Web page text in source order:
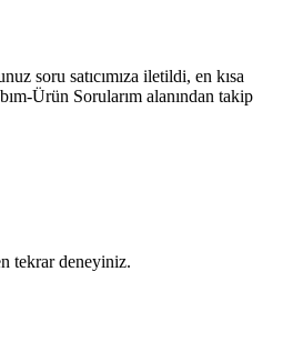
soru satıcımıza iletildi, en kısa
Ürün Sorularım alanından takip
tekrar deneyiniz.